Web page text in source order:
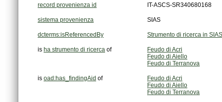
record provenienza id IT-ASCS-SR340680168
sistema provenienza SIAS
dcterms:isReferencedBy Strumento di ricerca in SIAS
is ha strumento di ricerca of
Feudo di Acri
Feudo di Aiello
Feudo di Terranova
is oad:has_findingAid of
Feudo di Acri
Feudo di Aiello
Feudo di Terranova